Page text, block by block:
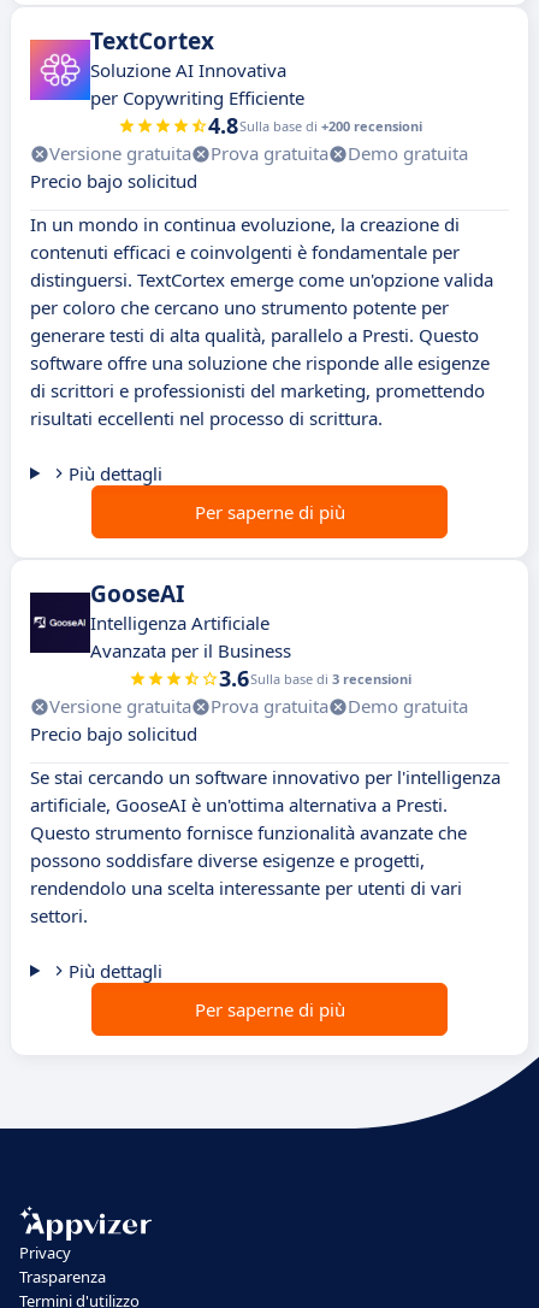
TextCortex
Soluzione AI Innovativa
per Copywriting Efficiente
4.8Sulla base di +200 recensioni
Versione gratuita Prova gratuita
Demo gratuita
Precio bajo solicitud
In un mondo in continua evoluzione, la creazione di
contenuti efficaci e coinvolgenti è fondamentale per
distinguersi. TextCortex emerge come un'opzione valida
per coloro che cercano uno strumento potente per
generare testi di alta qualità, parallelo a Presti. Questo
software offre una soluzione che risponde alle esigenze
di scrittori e professionisti del marketing, promettendo
risultati eccellenti nel processo di scrittura.
Più dettagli
Per saperne di più
GooseAI
Intelligenza Artificiale
Avanzata per il Business
3.6Sulla base di 3 recensioni
Versione gratuita Prova gratuita
Demo gratuita
Precio bajo solicitud
Se stai cercando un software innovativo per l'intelligenza
artificiale, GooseAI è un'ottima alternativa a Presti.
Questo strumento fornisce funzionalità avanzate che
possono soddisfare diverse esigenze e progetti,
rendendolo una scelta interessante per utenti di vari
settori.
Più dettagli
Per saperne di più
Privacy
Trasparenza
Termini d'utilizzo